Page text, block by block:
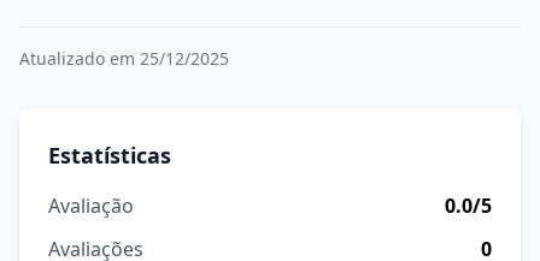
Atualizado em 25/12/2025
Estatísticas
Avaliação
0.0/5
Avaliações
0